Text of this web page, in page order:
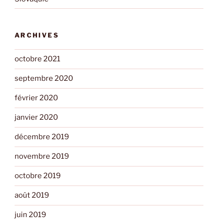
ARCHIVES
octobre 2021
septembre 2020
février 2020
janvier 2020
décembre 2019
novembre 2019
octobre 2019
août 2019
juin 2019